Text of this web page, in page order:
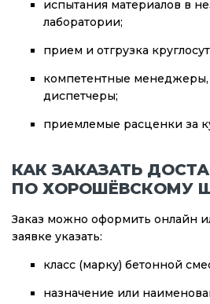
испытания материалов в
лаборатории;
прием и отгрузка
компетентные
диспетчеры;
приемлемые расценки за
КАК ЗАКАЗАТЬ
ПО ХОРОШЁВСКОМУ
Заказ можно оформить онлайн
заявке указать:
класс (марку) бетонной
назначение или